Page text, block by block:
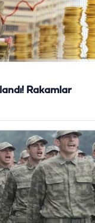
Rakamlar